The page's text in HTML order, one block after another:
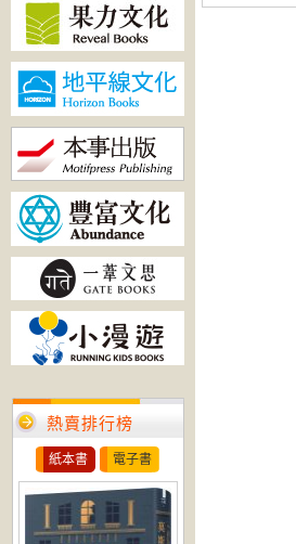
熱賣排行榜
紙本書 電子書